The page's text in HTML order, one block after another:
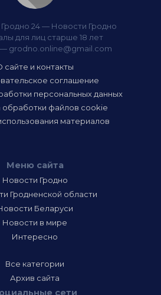
Гродно 24 — Новости Гродно
для лиц старше 18 лет
— grodno.online@gmail.com
сайте и контакты
соглашение
персональных данных
обработки файлов cookie
материалов
Меню сайта
Новости Гродно
Гродненской области
Беларуси
Новости в мире
Интересно
Все категории
Архив сайта
сети